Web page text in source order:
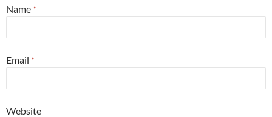
Name *
Email *
Website